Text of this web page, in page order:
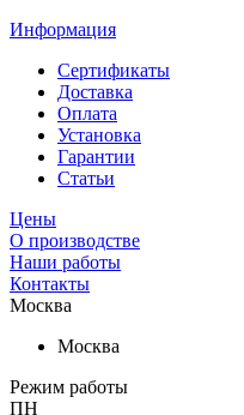
Информация
Сертификаты
Доставка
Оплата
Установка
Гарантии
Статьи
Цены
О производстве
Наши работы
Контакты
Москва
Москва
Режим работы
ПН